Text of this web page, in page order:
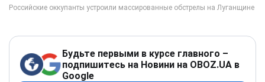
Будьте первыми в курсе главного –
подпишитесь на Новини на OBOZ.UA в
Google